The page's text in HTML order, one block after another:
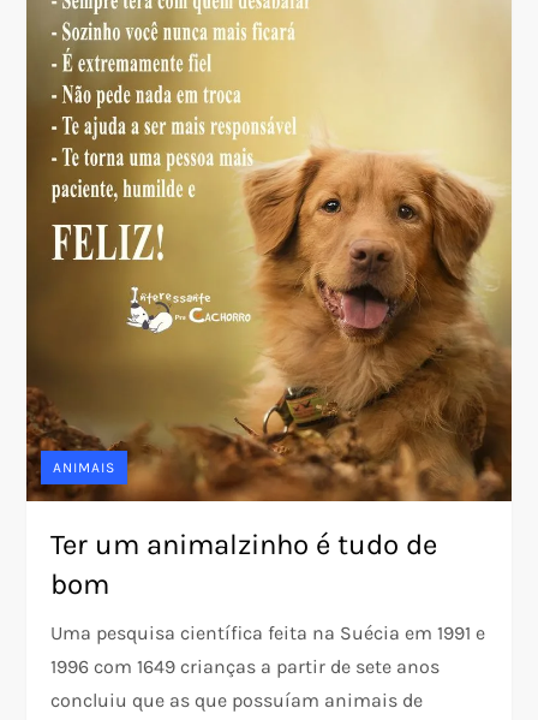
ANIMAIS
Ter um animalzinho é tudo de
bom
Uma pesquisa científica feita na Suécia em 1991 e
1996 com 1649 crianças a partir de sete anos
concluiu que as que possuíam animais de